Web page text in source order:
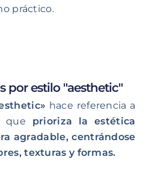
práctico.
por estilo "aesthetic"
hace referencia a
que prioriza la estética
agradable, centrándose
texturas y formas.